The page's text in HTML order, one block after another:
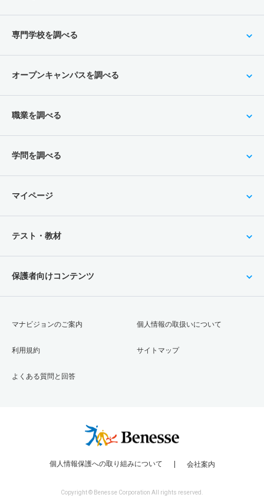
専門学校を調べる
オープンキャンパスを調べる
職業を調べる
学問を調べる
マイページ
テスト・教材
保護者向けコンテンツ
マナビジョンのご案内
利用規約
よくある質問と回答
個人情報の取扱いについて
サイトマップ
個人情報保護への取り組みについて 会社案内
Copyright © Benesse Corporation All rights reserved.